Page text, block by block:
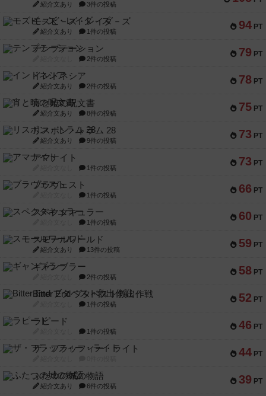
紹介文あり 3件の投稿
94 PT
モズビ－ズ・レイダ－ズ
紹介文あり 1件の投稿
79 PT
テンプテーション
2件の投稿
78 PT
インドネシア
紹介文あり 2件の投稿
75 PT
宵と暁の呪文書
紹介文あり 8件の投稿
73 PT
リスボン・トラム 28
紹介文あり 9件の投稿
73 PT
アマナイト
1件の投稿
66 PT
ブラヴェスト
1件の投稿
60 PT
スペクタキュラー
1件の投稿
59 PT
スモールワールド
紹介文あり 13件の投稿
58 PT
ギャンブラー
2件の投稿
52 PT
Bitter End ブタペスト救出作戦
1件の投稿
46 PT
ラピード
1件の投稿
44 PT
ザ・フラッフィー・ライト
39 PT
ふたつの城の物語
紹介文あり 6件の投稿